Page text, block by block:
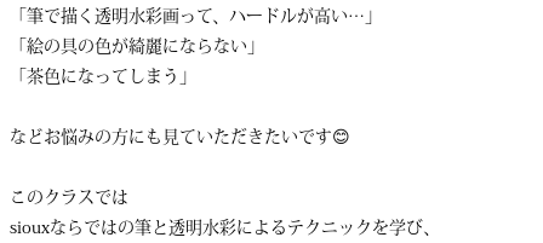
「筆で描く透明水彩画って、ハードルが高い…」
「絵の具の色が綺麗にならない」
「茶色になってしまう」
などお悩みの方にも見ていただきたいです😊
このクラスでは
siouxならではの筆と透明水彩によるテクニックを学び、